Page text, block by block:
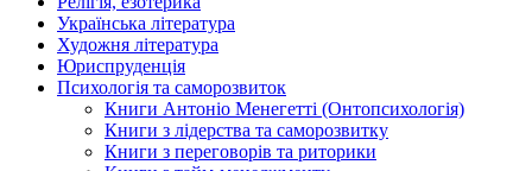
Українська література
Художня література
Юриспруденція
Психологія та саморозвиток
Книги Антоніо Менегетті (Онтопсихологія)
Книги з лідерства та саморозвитку
Книги з переговорів та риторики